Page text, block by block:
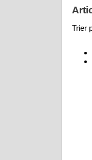
Trier